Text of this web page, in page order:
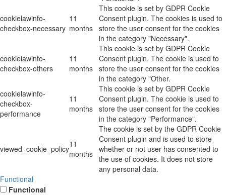
cookielawinfo-
checkbox-necessary
11
months
This cookie is set by GDPR Cookie
Consent plugin. The cookies is used to
store the user consent for the cookies
in the category "Necessary".
cookielawinfo-
checkbox-others
11
months
This cookie is set by GDPR Cookie
Consent plugin. The cookie is used to
store the user consent for the cookies
in the category "Other.
cookielawinfo-
checkbox-
performance
11
months
This cookie is set by GDPR Cookie
Consent plugin. The cookie is used to
store the user consent for the cookies
in the category "Performance".
viewed_cookie_policy11
months
The cookie is set by the GDPR Cookie
Consent plugin and is used to store
whether or not user has consented to
the use of cookies. It does not store
any personal data.
Functional
Functional